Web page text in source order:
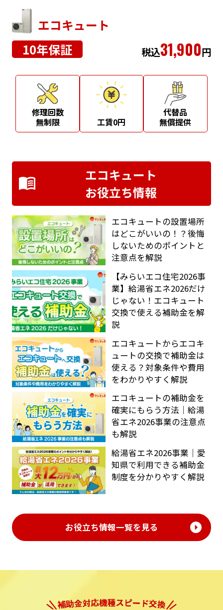
エコキュート
10年保証
税込31,900円
修理回数
無制限
工賃0円
代替品
無償提供
エコキュート
お役立ち情報
エコキュートの設置場所
はどこがいいの！？後悔
しないためのポイントと
注意点を解説
【みらいエコ住宅2026事
業】給湯省エネ2026だけ
じゃない！エコキュート
交換で使える補助金を解
説
エコキュートからエコキ
ュートの交換で補助金は
使える？対象条件や費用
をわかりやすく解説
エコキュートの補助金を
確実にもらう方法｜給湯
省エネ2026事業の注意点
も解説
給湯省エネ2026事業｜愛
知県で利用できる補助金
制度を分かりやすく解説
お役立ち情報一覧を見る